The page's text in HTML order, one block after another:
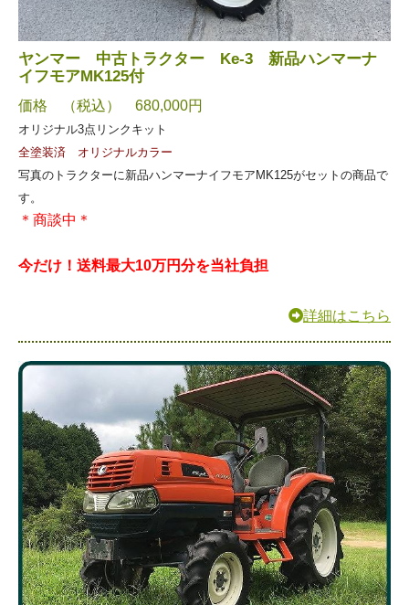
ヤンマー 中古トラクター Ke-3 新品ハンマーナ
イフモアMK125付
価格 （税込） 680,000円
オリジナル3点リンクキット
全塗装済 オリジナルカラー
写真のトラクターに新品ハンマーナイフモアMK125がセットの商品で
す。
＊商談中＊
今だけ！送料最大10万円分を当社負担
詳細はこちら